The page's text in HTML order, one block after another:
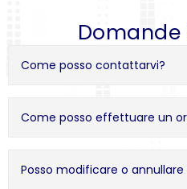
Come posso contattarvi?
Come posso effettuare un
Posso modificare o annullare